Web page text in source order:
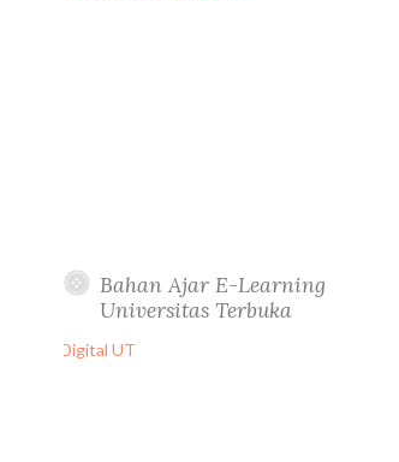
Bahan Ajar E-Learning
Universitas Terbuka